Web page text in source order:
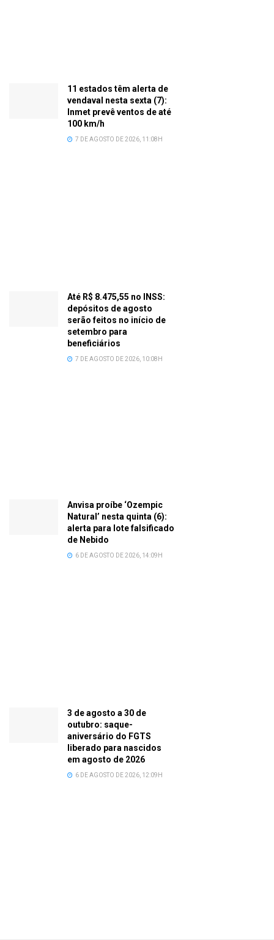
11 estados têm alerta de
vendaval nesta sexta (7):
Inmet prevê ventos de até
100 km/h
7 DE AGOSTO DE 2026, 11:08H
Até R$ 8.475,55 no INSS:
depósitos de agosto
serão feitos no início de
setembro para
beneficiários
7 DE AGOSTO DE 2026, 10:08H
Anvisa proíbe ‘Ozempic
Natural’ nesta quinta (6):
alerta para lote falsificado
de Nebido
6 DE AGOSTO DE 2026, 14:09H
3 de agosto a 30 de
outubro: saque-
aniversário do FGTS
liberado para nascidos
em agosto de 2026
6 DE AGOSTO DE 2026, 12:09H